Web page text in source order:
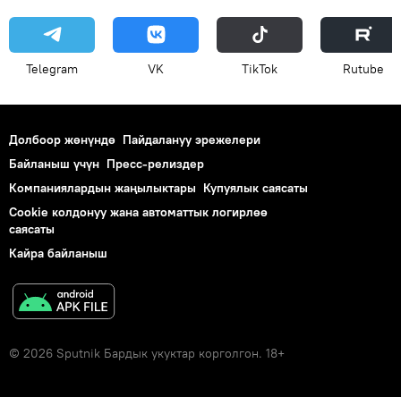
Telegram VK ТikТоk Rutube
Долбоор жөнүндө Пайдалануу эрежелери
Байланыш үчүн Пресс-релиздер
Компаниялардын жаңылыктары Купуялык саясаты
Cookie колдонуу жана автоматтык логирлөө
саясаты
Кайра байланыш
© 2026 Sputnik Бардык укуктар корголгон. 18+